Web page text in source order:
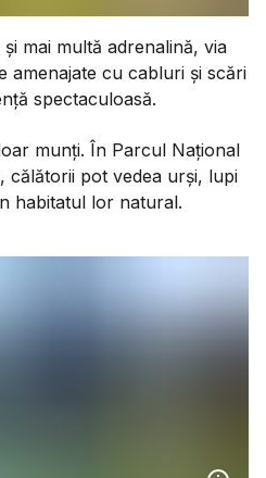
mai multă adrenalină, via
amenajate cu cabluri și scări
spectaculoasă.
munți. În Parcul Național
călătorii pot vedea urși, lupi
habitatul lor natural.